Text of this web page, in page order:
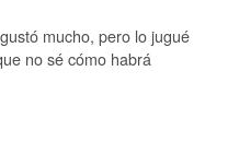
mucho, pero lo jugué
no sé cómo habrá